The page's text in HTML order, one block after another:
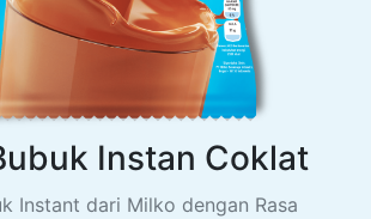
Instan Coklat
Instant dari Milko dengan Rasa